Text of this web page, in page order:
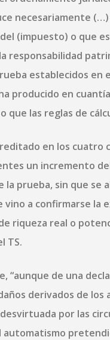
necesariamente
(impuesto) o que
responsabilidad
establecidos
producido en
las reglas de
en los cuatro
un incremento
prueba, sin que se
a confirmarse
riqueza real o
TS.
“aunque de una
derivados de
por las
automatismo